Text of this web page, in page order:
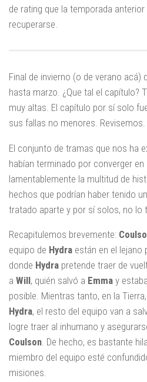
de rating que la temporada
recuperarse.
Final de invierno (o de verano acá)
hasta marzo. ¿Que tal el capítulo?
muy altas. El capítulo por sí solo
sus fallas no menores. Revisemos.
El conjunto de tramas que nos ha
habían terminado por converger
lamentablemente la multitud de
hechos que podrían haber tenido
tratado aparte y por sí solos, no lo
Recapitulemos brevemente:
equipo de Hydra están en el lejano
donde Hydra pretende traer de
a Will, quién salvó a Emma y
posible. Mientras tanto, en la Tierra,
Hydra, el resto del equipo van a
logre traer al inhumano y
Coulson. De hecho, es bastante
miembro del equipo esté
misiones.